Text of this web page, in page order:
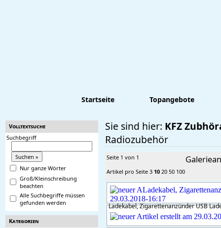
Startseite Topangebote
Volltextsuche
Suchbegriff
Nur ganze Wörter
Groß/Kleinschreibung
beachten
Alle Suchbegriffe müssen
gefunden werden
Kategorien
Sie sind hier: KFZ
Radiozubehör
Seite 1 von 1
Artikel pro Seite 3 10 20 50 100
Ladekabel, Zigarettenanzünder USB